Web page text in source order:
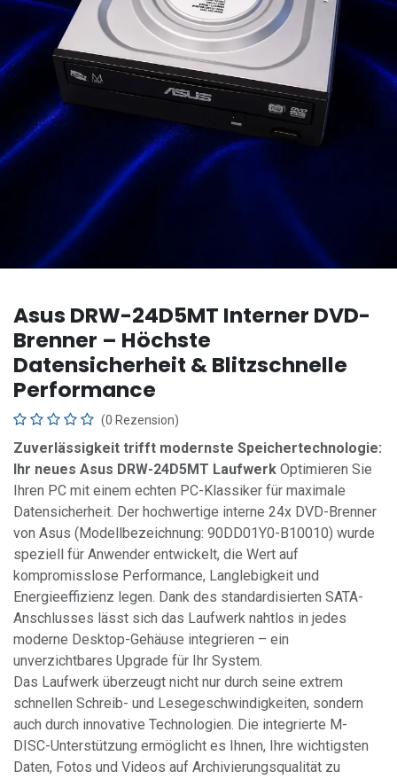
Asus DRW-24D5MT Interner DVD-
Brenner – Höchste
Datensicherheit & Blitzschnelle
Performance
(0 Rezension)
Zuverlässigkeit trifft modernste Speichertechnologie:
Ihr neues Asus DRW-24D5MT Laufwerk Optimieren Sie
Ihren PC mit einem echten PC-Klassiker für maximale
Datensicherheit. Der hochwertige interne 24x DVD-Brenner
von Asus (Modellbezeichnung: 90DD01Y0-B10010) wurde
speziell für Anwender entwickelt, die Wert auf
kompromisslose Performance, Langlebigkeit und
Energieeffizienz legen. Dank des standardisierten SATA-
Anschlusses lässt sich das Laufwerk nahtlos in jedes
moderne Desktop-Gehäuse integrieren – ein
unverzichtbares Upgrade für Ihr System.
Das Laufwerk überzeugt nicht nur durch seine extrem
schnellen Schreib- und Lesegeschwindigkeiten, sondern
auch durch innovative Technologien. Die integrierte M-
DISC-Unterstützung ermöglicht es Ihnen, Ihre wichtigsten
Daten, Fotos und Videos auf Archivierungsqualität zu